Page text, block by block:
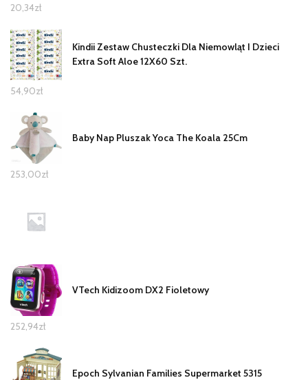
20,34zł
Kindii Zestaw Chusteczki Dla Niemowląt I Dzieci
Extra Soft Aloe 12X60 Szt.
54,90zł
Baby Nap Pluszak Yoca The Koala 25Cm
253,00zł
VTech Kidizoom DX2 Fioletowy
252,94zł
Epoch Sylvanian Families Supermarket 5315